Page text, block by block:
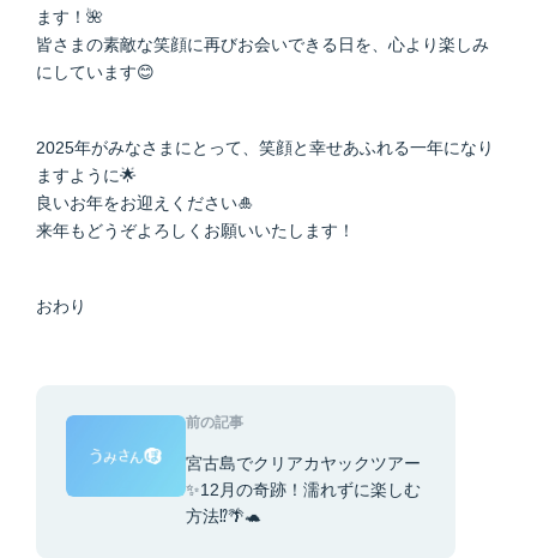
ます！🌺
皆さまの素敵な笑顔に再びお会いできる日を、心より楽しみ
にしています😊
2025年がみなさまにとって、笑顔と幸せあふれる一年になり
ますように🌟
良いお年をお迎えください🎍
来年もどうぞよろしくお願いいたします！
おわり
前の記事
宮古島でクリアカヤックツアー
✨12月の奇跡！濡れずに楽しむ
方法⁉🌴🐢